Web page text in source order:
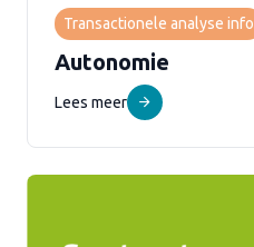
Transactionele analyse info
Autonomie
Lees meer